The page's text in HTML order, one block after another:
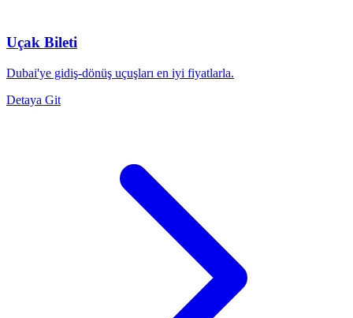
Uçak Bileti
Dubai'ye gidiş-dönüş uçuşları en iyi fiyatlarla.
Detaya Git